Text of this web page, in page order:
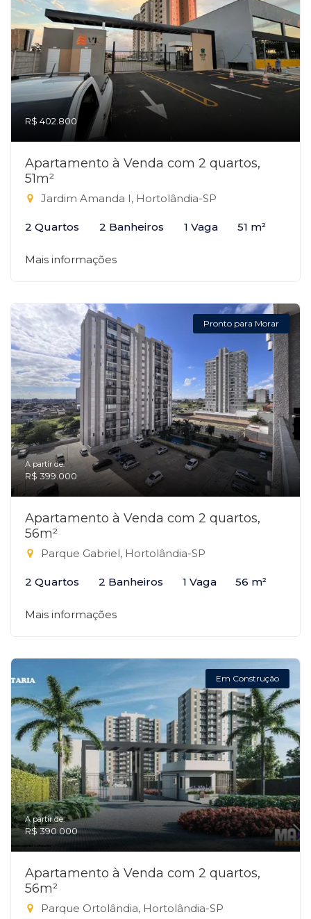
R$ 402.800
Apartamento à Venda com 2 quartos,
51m²
Jardim Amanda I, Hortolândia-SP
2 Quartos 2 Banheiros 1 Vaga 51 m²
Mais informações
Pronto para Morar
A partir de:
R$ 399.000
Apartamento à Venda com 2 quartos,
56m²
Parque Gabriel, Hortolândia-SP
2 Quartos 2 Banheiros 1 Vaga 56 m²
Mais informações
Em Construção
A partir de:
R$ 390.000
Apartamento à Venda com 2 quartos,
56m²
Parque Ortolândia, Hortolândia-SP